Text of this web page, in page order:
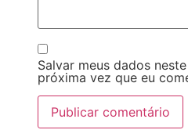
Salvar meus dados
próxima vez que eu